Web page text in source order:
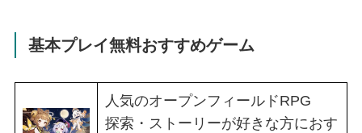
基本プレイ無料おすすめゲーム
人気のオープンフィールドRPG
探索・ストーリーが好きな方におす